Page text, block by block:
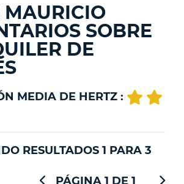
MAURICIO
SOBRE
DE
MEDIA DE HERTZ :
RESULTADOS 1 PARA 3
PÁGINA 1 DE 1